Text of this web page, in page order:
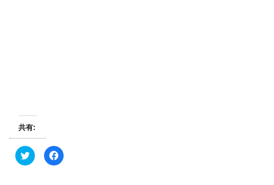
共有:
ク
リ
F
a